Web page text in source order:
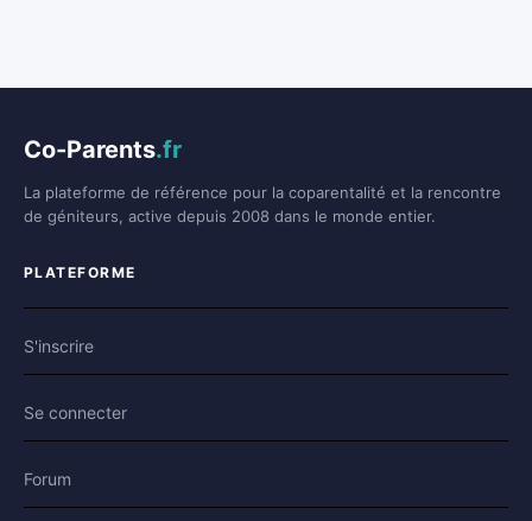
Co-Parents.fr
La plateforme de référence pour la coparentalité et la rencontre
de géniteurs, active depuis 2008 dans le monde entier.
PLATEFORME
S'inscrire
Se connecter
Forum